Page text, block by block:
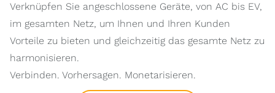
Verknüpfen Sie angeschlossene Geräte, von AC bis EV,
im gesamten Netz, um Ihnen und Ihren Kunden
Vorteile zu bieten und gleichzeitig das gesamte Netz zu
harmonisieren.
Verbinden. Vorhersagen. Monetarisieren.